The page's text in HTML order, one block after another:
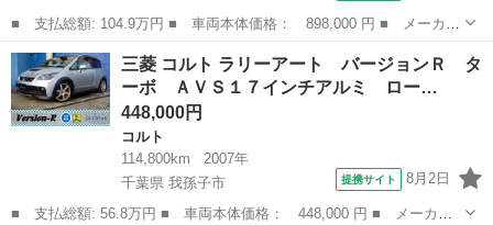
■ 支払総額: 104.9万円 ■ 車両本体価格： 898,000 円 ■ メーカー
名： 三菱 ■ 車種名： コルト ■ グレード名： ラリーアート
バージョンＲ ワンセグナビ ターボ ４人乗 スポーツシート オ
ーバーフェ...
兵庫 神戸市 コルト
三菱 コルト ラリーアート バージョンＲ タ
ーボ ＡＶＳ１７インチアルミ ロー…
448,000円
コルト
114,800km
2007年
千葉県 我孫子市
提携サイト 8月2日
■ 支払総額: 56.8万円 ■ 車両本体価格： 448,000 円 ■ メーカー